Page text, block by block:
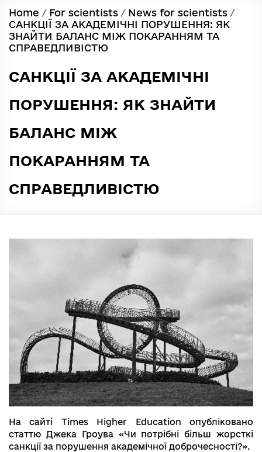
Home / For scientists / News for scientists /
САНКЦІЇ ЗА АКАДЕМІЧНІ ПОРУШЕННЯ: ЯК
ЗНАЙТИ БАЛАНС МІЖ ПОКАРАННЯМ ТА
СПРАВЕДЛИВІСТЮ
САНКЦІЇ ЗА АКАДЕМІЧНІ
ПОРУШЕННЯ: ЯК ЗНАЙТИ
БАЛАНС МІЖ
ПОКАРАННЯМ ТА
СПРАВЕДЛИВІСТЮ
На сайті Times Higher Education опубліковано
статтю Джека Гроува «Чи потрібні більш жорсткі
санкції за порушення академічної доброчесності?».